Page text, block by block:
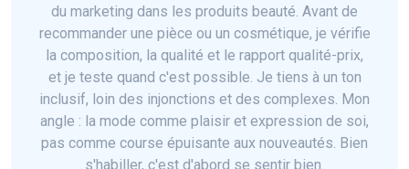
du marketing dans les produits beauté. Avant de
recommander une pièce ou un cosmétique, je vérifie
la composition, la qualité et le rapport qualité-prix,
et je teste quand c'est possible. Je tiens à un ton
inclusif, loin des injonctions et des complexes. Mon
angle : la mode comme plaisir et expression de soi,
pas comme course épuisante aux nouveautés. Bien
s'habiller, c'est d'abord se sentir bien.